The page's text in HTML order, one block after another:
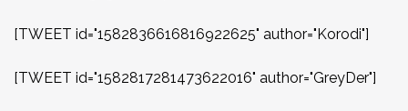
[TWEET id="1582836616816922625" author="Korodi"]
[TWEET id="1582817281473622016" author="GreyDer"]